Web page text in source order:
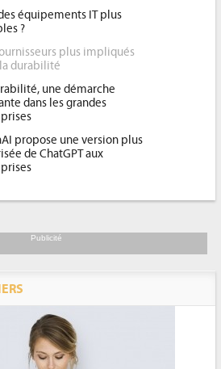
équipements IT plus
?
plus impliqués
durabilité
une démarche
dans les grandes
propose une version plus
de ChatGPT aux
Publicité